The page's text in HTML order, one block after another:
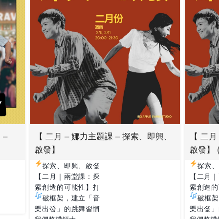
–
【 二月 – 娜力主題課 – 探索、即興、
啟發】
探索、即興、啟發
【二月｜兩堂課：探
索創造的可能性】打
破框架，建立 「音
樂出發」的跳舞習慣
【 二
啟發】
探索
【二月
索創造
破框
樂出發